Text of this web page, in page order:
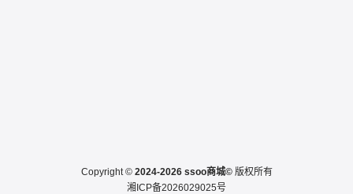
Copyright © 2024-2026 ssoo商城©版权所有
湘ICP备2026029025号